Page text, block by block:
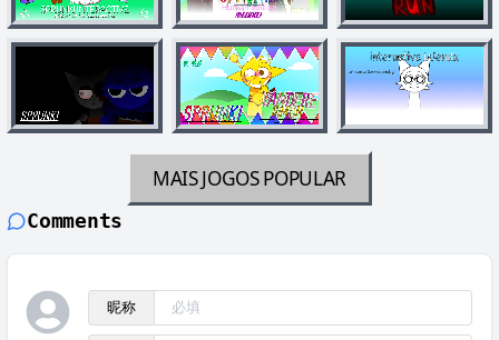
MAIS JOGOSPOPULAR
Comments
昵称